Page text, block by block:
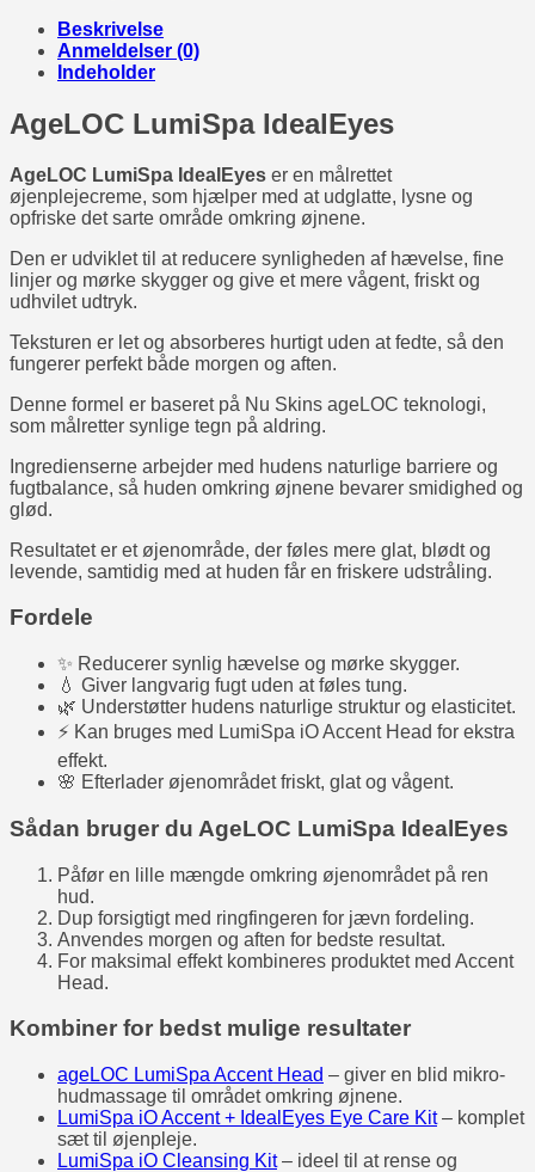
Beskrivelse
Anmeldelser (0)
Indeholder
AgeLOC LumiSpa IdealEyes
AgeLOC LumiSpa IdealEyes er en målrettet
øjenplejecreme, som hjælper med at udglatte, lysne og
opfriske det sarte område omkring øjnene.
Den er udviklet til at reducere synligheden af hævelse, fine
linjer og mørke skygger og give et mere vågent, friskt og
udhvilet udtryk.
Teksturen er let og absorberes hurtigt uden at fedte, så den
fungerer perfekt både morgen og aften.
Denne formel er baseret på Nu Skins ageLOC teknologi,
som målretter synlige tegn på aldring.
Ingredienserne arbejder med hudens naturlige barriere og
fugtbalance, så huden omkring øjnene bevarer smidighed og
glød.
Resultatet er et øjenområde, der føles mere glat, blødt og
levende, samtidig med at huden får en friskere udstråling.
Fordele
✨ Reducerer synlig hævelse og mørke skygger.
💧 Giver langvarig fugt uden at føles tung.
🌿 Understøtter hudens naturlige struktur og elasticitet.
⚡ Kan bruges med LumiSpa iO Accent Head for ekstra
effekt.
🌸 Efterlader øjenområdet friskt, glat og vågent.
Sådan bruger du AgeLOC LumiSpa IdealEyes
Påfør en lille mængde omkring øjenområdet på ren
hud.
Dup forsigtigt med ringfingeren for jævn fordeling.
Anvendes morgen og aften for bedste resultat.
For maksimal effekt kombineres produktet med Accent
Head.
Kombiner for bedst mulige resultater
ageLOC LumiSpa Accent Head – giver en blid mikro-
hudmassage til området omkring øjnene.
LumiSpa iO Accent + IdealEyes Eye Care Kit– komplet
sæt til øjenpleje.
LumiSpa iO Cleansing Kit– ideel til at rense og